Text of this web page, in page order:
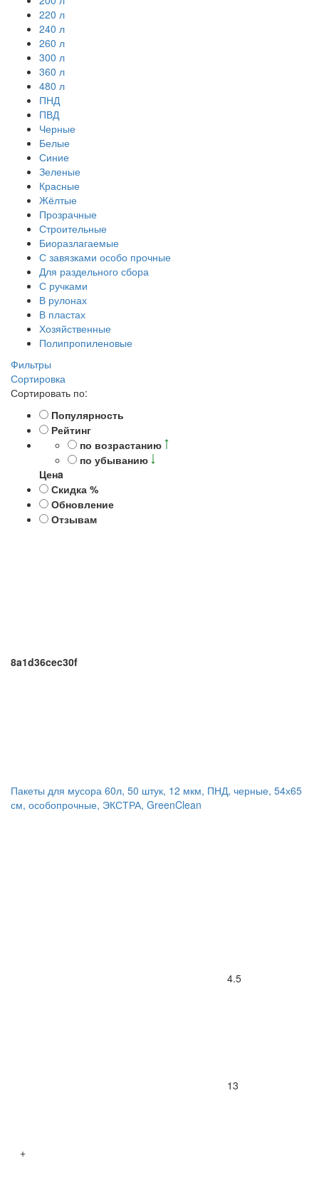
220 л
240 л
260 л
300 л
360 л
480 л
ПНД
ПВД
Черные
Белые
Синие
Зеленые
Красные
Жёлтые
Прозрачные
Строительные
Биоразлагаемые
С завязками особо прочные
Для раздельного сбора
С ручками
В рулонах
В пластах
Хозяйственные
Полипропиленовые
Фильтры
Сортировка
Сортировать по:
Популярность
Рейтинг
по возрастанию
по убыванию
Ценa
Скидка %
Обновление
Отзывам
8a1d36cec30f
Пакеты для мусора 60л, 50 штук, 12 мкм, ПНД, черные, 54х65
см, особопрочные, ЭКСТРА, GreenClean
4.5
13
+